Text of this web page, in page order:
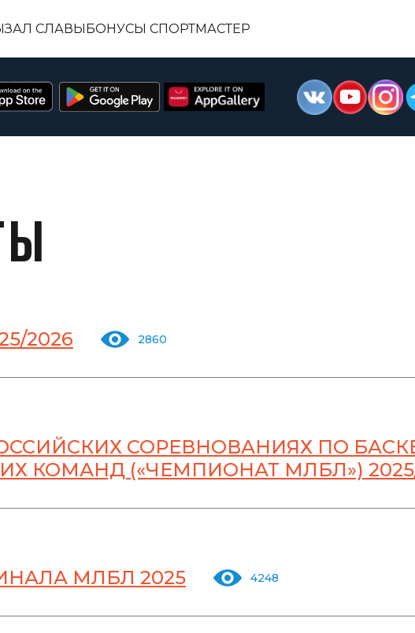
ЗАЛ СЛАВЫБОНУСЫ СПОРТМАСТЕР
2026 2860
СОРЕВНОВАНИЯХ ПО
КОМАНД («ЧЕМПИОНАТ МЛБЛ»)
МЛБЛ 2025 4248